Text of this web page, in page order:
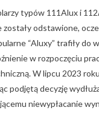
typów 111Alux i
odstawione,
“Aluxy” trafiły do
w rozpoczęciu
W lipcu 2023
podjętą decyzję
niewypłacanie